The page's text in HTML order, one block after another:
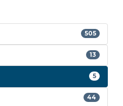
505
13
5
44